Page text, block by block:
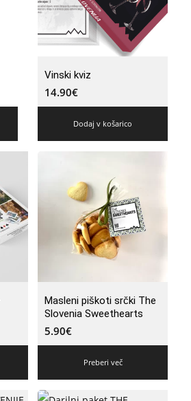
Vinski kviz
14.90€
Dodaj v košarico
Masleni piškoti srčki The
Slovenia Sweethearts
5.90€
Preberi več